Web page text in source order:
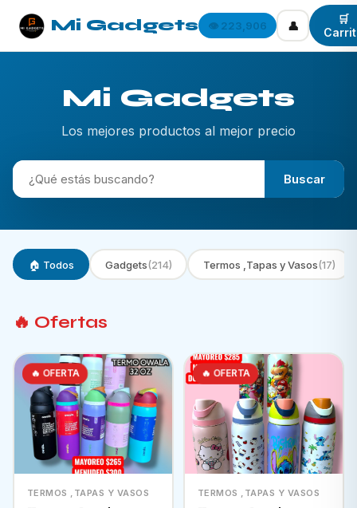
Mi Gadgets 👁️ 223,906 👤
🛒
Mi Gadgets
Los mejores productos al mejor precio
Buscar
🏠 Todos Gadgets(214) Termos ,Tapas y Vasos(17)
🔥 Ofertas
🔥 OFERTA
TERMOS ,TAPAS Y VASOS
🔥 OFERTA
TERMOS ,TAPAS Y VASOS